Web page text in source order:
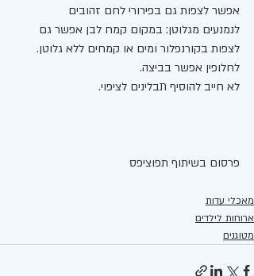
אפשר לצפות גם בפירורי לחם זהובים
לנמנעים מגלוטן: במקום קמח לבן אפשר גם
לצפות בקורנפלור ומים או קמחים ללא גלוטן.
לחלופין אפשר בביצה.
לא חייב להוסיף תבלינים לציפוי.
פרסום בשיתוף תפוציפס
מאכלי עדות
ארוחות לילדים
מטוגנים